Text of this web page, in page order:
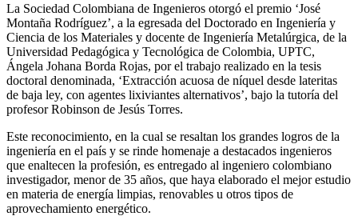
La Sociedad Colombiana de Ingenieros otorgó el premio ‘José
Montaña Rodríguez’, a la egresada del Doctorado en Ingeniería y
Ciencia de los Materiales y docente de Ingeniería Metalúrgica, de la
Universidad Pedagógica y Tecnológica de Colombia, UPTC,
Ángela Johana Borda Rojas, por el trabajo realizado en la tesis
doctoral denominada, ‘Extracción acuosa de níquel desde lateritas
de baja ley, con agentes lixiviantes alternativos’, bajo la tutoría del
profesor Robinson de Jesús Torres.
Este reconocimiento, en la cual se resaltan los grandes logros de la
ingeniería en el país y se rinde homenaje a destacados ingenieros
que enaltecen la profesión, es entregado al ingeniero colombiano
investigador, menor de 35 años, que haya elaborado el mejor estudio
en materia de energía limpias, renovables u otros tipos de
aprovechamiento energético.